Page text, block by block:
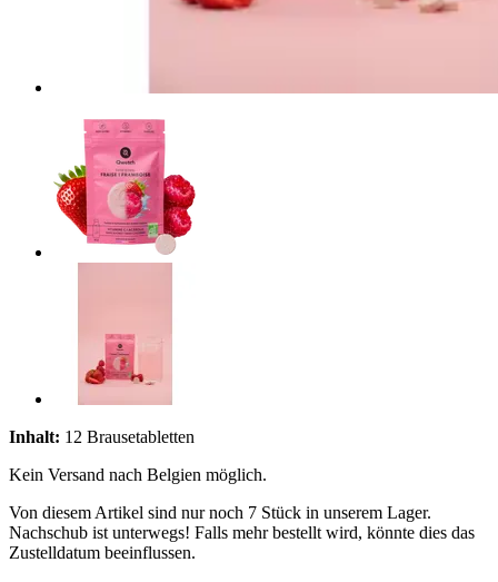
Inhalt: 12 Brausetabletten
Kein Versand nach Belgien möglich.
Von diesem Artikel sind nur noch 7 Stück in unserem Lager.
Nachschub ist unterwegs! Falls mehr bestellt wird, könnte dies das
Zustelldatum beeinflussen.